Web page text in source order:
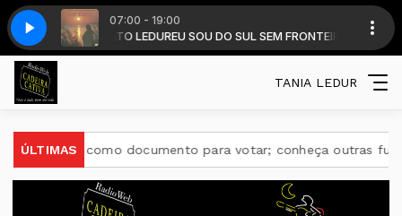
07:00 - 19:00
RENATO LEDUREU SOU DO SUL SEM FRONTEIRA com DALMIR
do Campo(MP3_160K)JORGE GUEDES E FAMILIA - Sofisma do
TANIA LEDUR
ÚLTIMAS
como documento para votar; conheça outras funções